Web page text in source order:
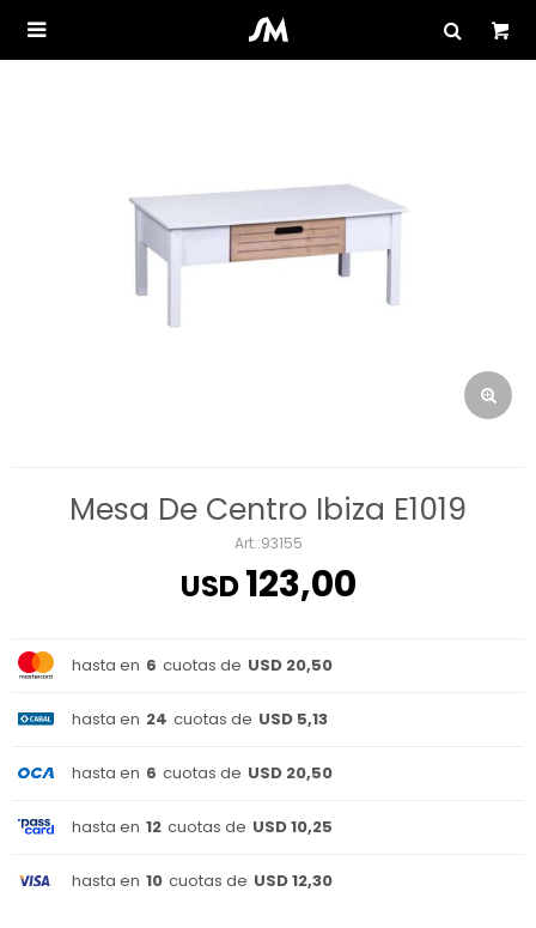

Mesa De Centro Ibiza E1019
93155
USD123,00
hasta en 6 cuotas de USD 20,50
hasta en 24 cuotas de USD 5,13
hasta en 6 cuotas de USD 20,50
hasta en 12 cuotas de USD 10,25
hasta en 10 cuotas de USD 12,30